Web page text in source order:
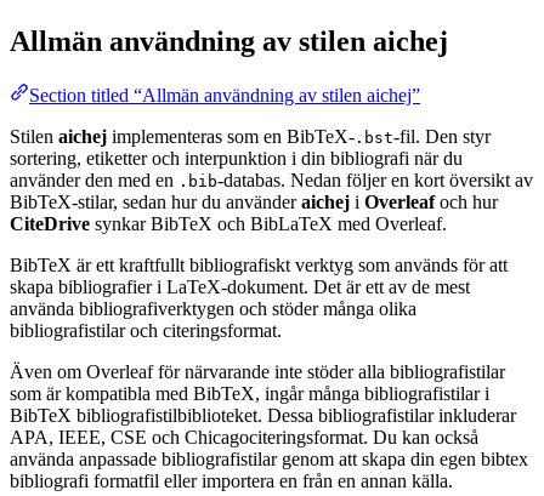
Allmän användning av stilen aichej
Section titled “Allmän användning av stilen aichej”
Stilen aichej implementeras som en BibTeX- .bst-fil. Den styr
sortering, etiketter och interpunktion i din bibliografi när du
använder den med en .bib-databas. Nedan följer en kort översikt av
BibTeX-stilar, sedan hur du använderaichej i Overleafoch hur
CiteDrive synkar BibTeX och BibLaTeX med Overleaf.
BibTeX är ett kraftfullt bibliografiskt verktyg som används för att
skapa bibliografier i LaTeX-dokument. Det är ett av de mest
använda bibliografiverktygen och stöder många olika
bibliografistilar och citeringsformat.
Även om Overleaf för närvarande inte stöder alla bibliografistilar
som är kompatibla med BibTeX, ingår många bibliografistilar i
BibTeX bibliografistilbiblioteket. Dessa bibliografistilar inkluderar
APA, IEEE, CSE och Chicagociteringsformat. Du kan också
använda anpassade bibliografistilar genom att skapa din egen bibtex
bibliografi formatfil eller importera en från en annan källa.